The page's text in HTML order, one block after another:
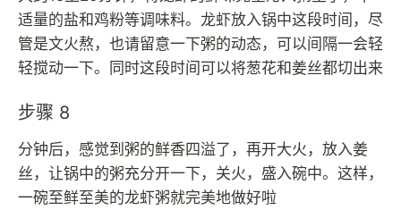
适量的盐和鸡粉等调味料。龙虾放入锅中这段时间，尽
管是文火熬，也请留意一下粥的动态，可以间隔一会轻
轻搅动一下。同时这段时间可以将葱花和姜丝都切出来
步骤 8
分钟后，感觉到粥的鲜香四溢了，再开大火，放入姜
丝，让锅中的粥充分开一下，关火，盛入碗中。这样，
一碗至鲜至美的龙虾粥就完美地做好啦